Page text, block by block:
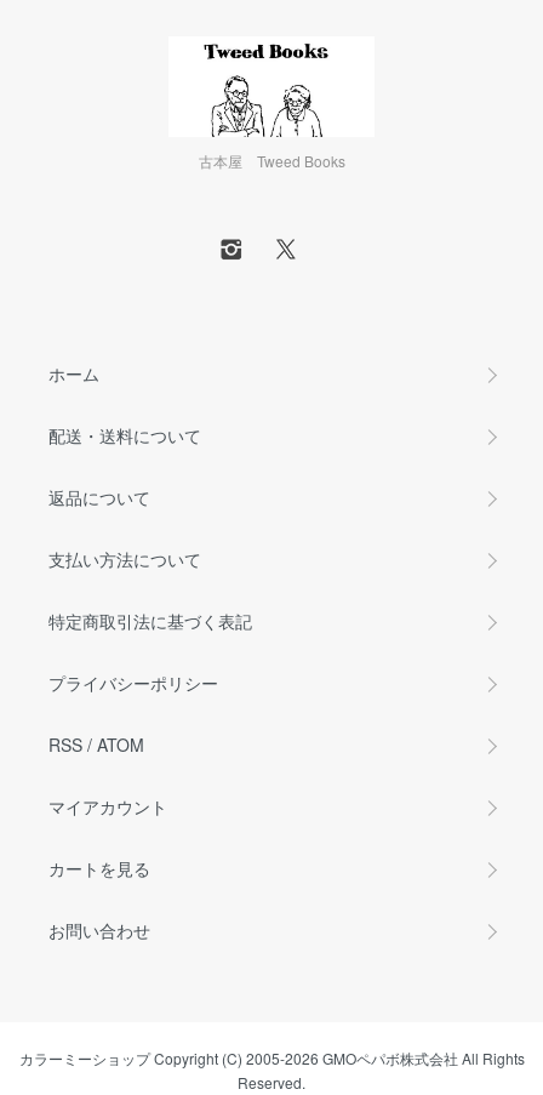
古本屋 Tweed Books
ホーム
配送・送料について
返品について
支払い方法について
特定商取引法に基づく表記
プライバシーポリシー
RSS / ATOM
マイアカウント
カートを見る
お問い合わせ
カラーミーショップCopyright (C) 2005-2026 GMOペパボ株式会社 All Rights
Reserved.